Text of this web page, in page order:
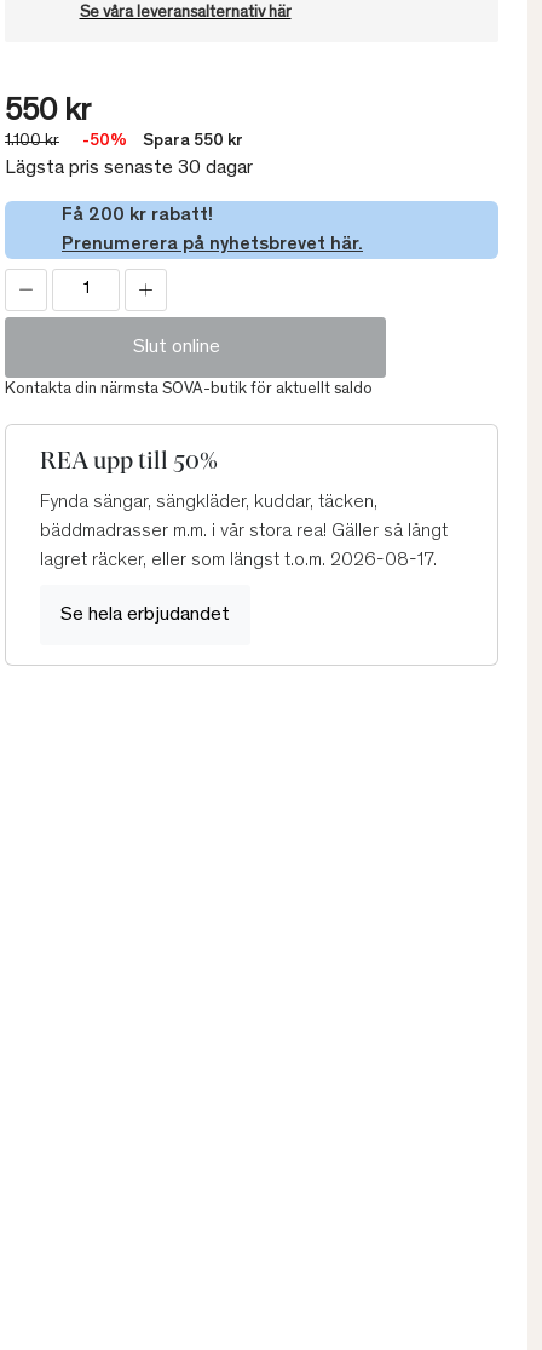
Se våra leveransalternativ här
550 kr
1.100 kr -50% Spara 550 kr
Lägsta pris senaste 30 dagar
Få 200 kr rabatt!
Prenumerera på nyhetsbrevet här.
Slut online
Kontakta din närmsta SOVA-butik för aktuellt saldo
REA upp till 50%
Fynda sängar, sängkläder, kuddar, täcken,
bäddmadrasser m.m. i vår stora rea! Gäller så långt
lagret räcker, eller som längst t.o.m. 2026-08-17.
Se hela erbjudandet